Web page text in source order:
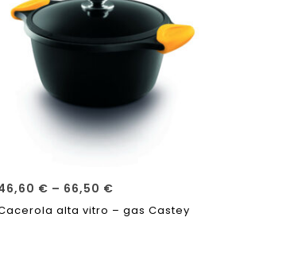
€ – 66,50 €
alta vitro – gas Castey